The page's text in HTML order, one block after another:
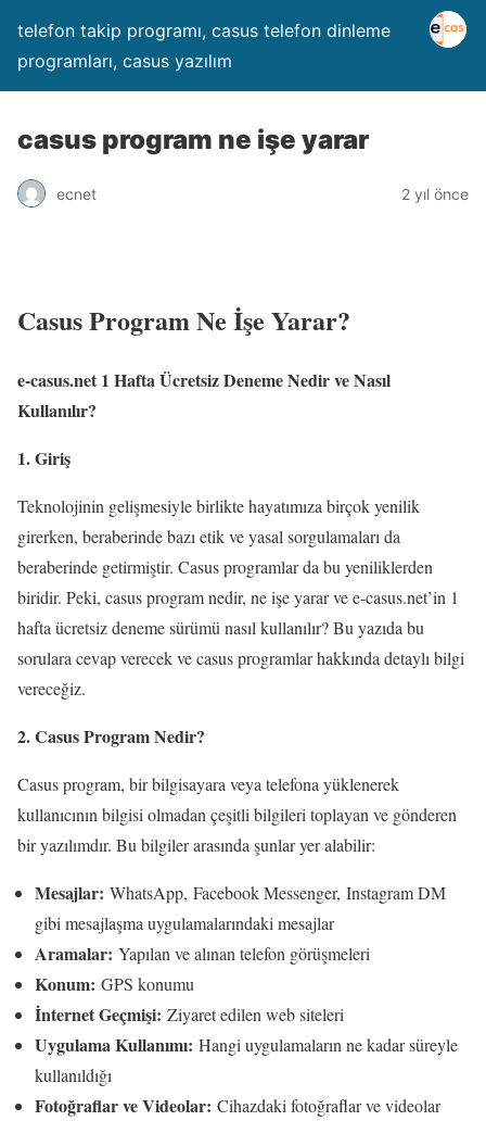
telefon takip programı, casus telefon dinleme
programları, casus yazılım
casus program ne işe yarar
ecnet 2 yıl önce
Casus Program Ne İşe Yarar?
e-casus.net 1 Hafta Ücretsiz Deneme Nedir ve Nasıl
Kullanılır?
1. Giriş
Teknolojinin gelişmesiyle birlikte hayatımıza birçok yenilik
girerken, beraberinde bazı etik ve yasal sorgulamaları da
beraberinde getirmiştir. Casus programlar da bu yeniliklerden
biridir. Peki, casus program nedir, ne işe yarar ve e-casus.net’in 1
hafta ücretsiz deneme sürümü nasıl kullanılır? Bu yazıda bu
sorulara cevap verecek ve casus programlar hakkında detaylı bilgi
vereceğiz.
2. Casus Program Nedir?
Casus program, bir bilgisayara veya telefona yüklenerek
kullanıcının bilgisi olmadan çeşitli bilgileri toplayan ve gönderen
bir yazılımdır. Bu bilgiler arasında şunlar yer alabilir:
Mesajlar: WhatsApp, Facebook Messenger, Instagram DM
gibi mesajlaşma uygulamalarındaki mesajlar
Aramalar: Yapılan ve alınan telefon görüşmeleri
Konum: GPS konumu
İnternet Geçmişi: Ziyaret edilen web siteleri
Uygulama Kullanımı: Hangi uygulamaların ne kadar süreyle
kullanıldığı
Fotoğraflar ve Videolar: Cihazdaki fotoğraflar ve videolar